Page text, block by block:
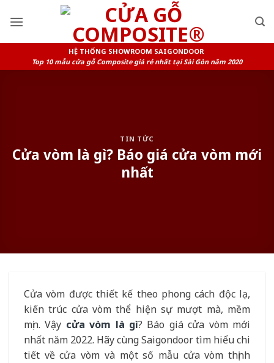
HỆ THỐNG SHOWROOM SAIGONDOOR
Top 10 mẫu cửa gỗ Composite giá rẻ nhất tại Sài Gòn năm 2020
TIN TỨC
Cửa vòm là gì? Báo giá cửa vòm mới
nhất
Cửa vòm được thiết kế theo phong cách độc lạ,
kiến trúc cửa vòm thể hiện sự mượt mà, mềm
mịn. Vậy cửa vòm là gì? Báo giá cửa vòm mới
nhất năm 2022. Hãy cùng Saigondoor tìm hiểu chi
tiết về cửa vòm và một số mẫu cửa vòm thịnh